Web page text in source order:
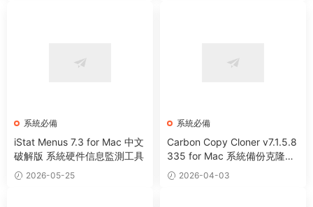
系統必備
iStat Menus 7.3 for Mac 中文
破解版 系統硬件信息監測工具
2026-05-25
系統必備
Carbon Copy Cloner v7.1.5.8
335 for Mac 系統備份克隆遷
移工具
2026-04-03